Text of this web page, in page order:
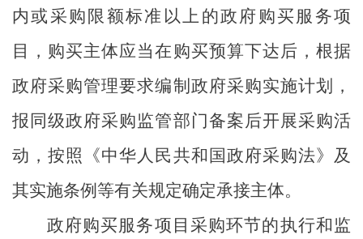
内或采购限额标准以上的政府购买服务项
目，购买主体应当在购买预算下达后，根据
政府采购管理要求编制政府采购实施计划，
报同级政府采购监管部门备案后开展采购活
动，按照《中华人民共和国政府采购法》及
其实施条例等有关规定确定承接主体。
政府购买服务项目采购环节的执行和监